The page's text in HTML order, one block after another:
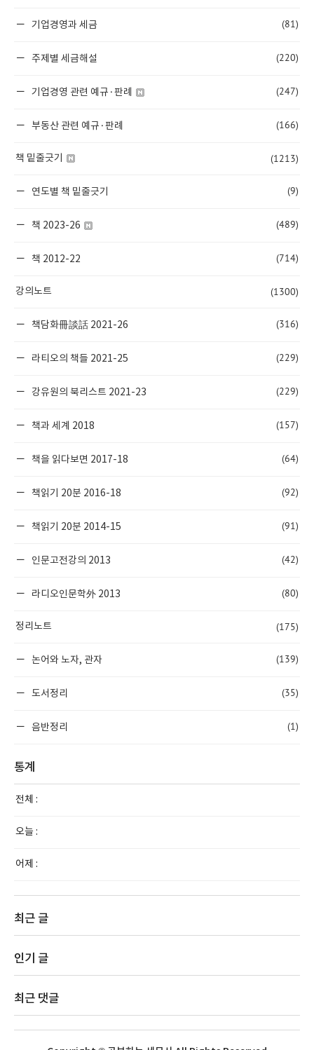
기업경영과 세금 (81)
주제별 세금해설 (220)
기업경영 관련 예규·판례 (247)
부동산 관련 예규·판례 (166)
책 밑줄긋기 (1213)
연도별 책 밑줄긋기 (9)
책 2023-26 (489)
책 2012-22 (714)
강의노트 (1300)
책담화冊談話 2021-26 (316)
라티오의 책들 2021-25 (229)
강유원의 북리스트 2021-23 (229)
책과 세계 2018 (157)
책을 읽다보면 2017-18 (64)
책읽기 20분 2016-18 (92)
책읽기 20분 2014-15 (91)
인문고전강의 2013 (42)
라디오인문학外 2013 (80)
정리노트 (175)
논어와 노자, 관자 (139)
도서정리 (35)
음반정리 (1)
통계
전체 :
오늘 :
어제 :
최근 글
인기 글
최근 댓글